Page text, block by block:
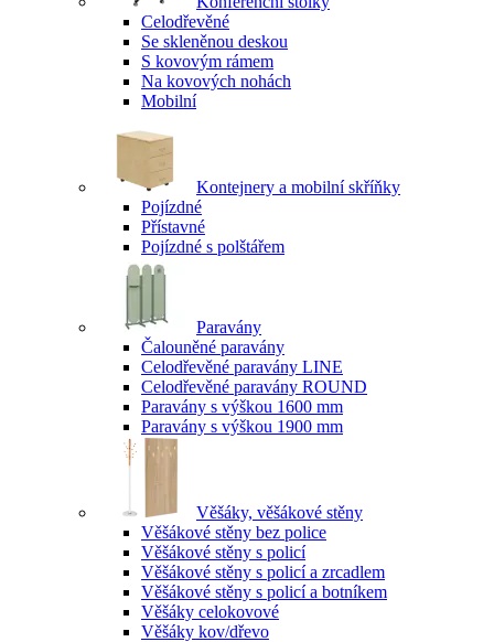
Celodřevěné
Se skleněnou deskou
S kovovým rámem
Na kovových nohách
Mobilní
Kontejnery a mobilní skříňky
Pojízdné
Přístavné
Pojízdné s polštářem
Paravány
Čalouněné paravány
Celodřevěné paravány LINE
Celodřevěné paravány ROUND
Paravány s výškou 1600 mm
Paravány s výškou 1900 mm
Věšáky, věšákové stěny
Věšákové stěny bez police
Věšákové stěny s policí
Věšákové stěny s policí a zrcadlem
Věšákové stěny s policí a botníkem
Věšáky celokovové
Věšáky kov/dřevo